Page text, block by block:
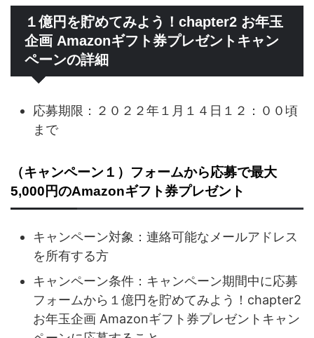
１億円を貯めてみよう！chapter2 お年玉
企画 Amazonギフト券プレゼントキャン
ペーンの詳細
応募期限：２０２２年１月１４日１２：００頃
まで
（キャンペーン１）フォームから応募で最大
5,000円のAmazonギフト券プレゼント
キャンペーン対象：連絡可能なメールアドレス
を所有する方
キャンペーン条件：キャンペーン期間中に応募
フォームから１億円を貯めてみよう！chapter2
お年玉企画 Amazonギフト券プレゼントキャン